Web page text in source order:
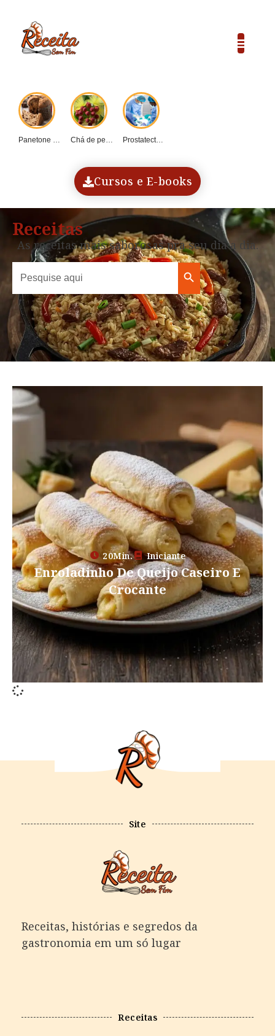
Panetone caseiro vs.... Chá de pequi:... Prostatectomia: Guia completo...
Cursos e E-books
Receitas
As receitas mais saborosas pra seu dia a dia.
Search
for: Search Button
20Min. Iniciante
Enroladinho De Queijo Caseiro E
Crocante
Site
Receitas, histórias e segredos da
gastronomia em um só lugar
Receitas